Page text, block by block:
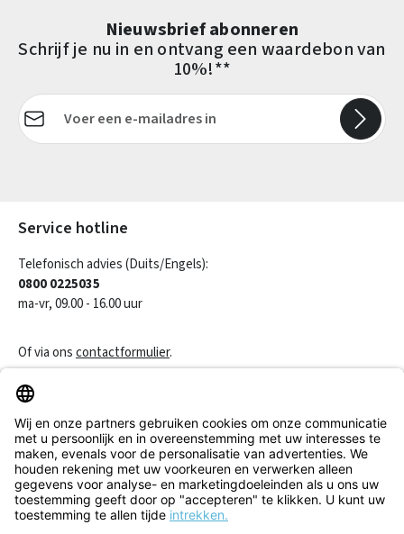
Nieuwsbrief abonneren
Schrijf je nu in en ontvang een waardebon van
10%!**
E-mailadres*
Service hotline
Telefonisch advies (Duits/Engels):
0800 0225035
ma-vr, 09.00 - 16.00 uur
Of via onscontactformulier.
Klantenservice
Informatie